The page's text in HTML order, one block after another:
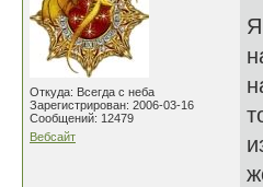
Откуда: Всегда с неба
Зарегистрирован: 2006-03-16
Сообщений: 12479
Вебсайт